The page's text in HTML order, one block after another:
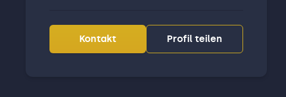
Kontakt Profil teilen